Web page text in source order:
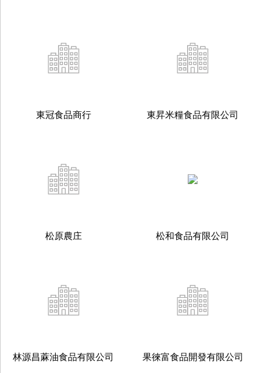
東冠食品商行 東昇米糧食品有限公司
松原農庄 松和食品有限公司
林源昌蔴油食品有限公司 果徠富食品開發有限公司